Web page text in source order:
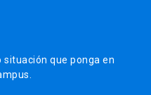
que ponga en